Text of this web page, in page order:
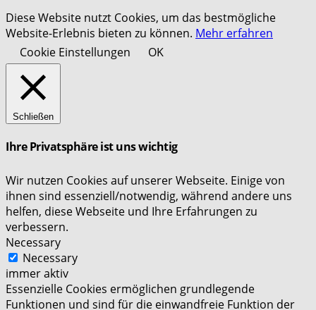
Diese Website nutzt Cookies, um das bestmögliche
Website-Erlebnis bieten zu können. Mehr erfahren
Cookie Einstellungen
OK
Schließen
Ihre Privatsphäre ist uns wichtig
Wir nutzen Cookies auf unserer Webseite. Einige von
ihnen sind essenziell/notwendig, während andere uns
helfen, diese Webseite und Ihre Erfahrungen zu
verbessern.
Necessary
Necessary
immer aktiv
Essenzielle Cookies ermöglichen grundlegende
Funktionen und sind für die einwandfreie Funktion der